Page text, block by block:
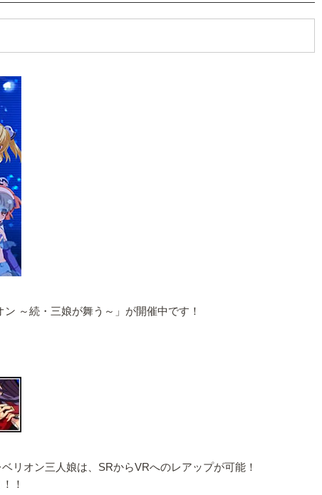
～続・三娘が舞う～」が開催中です！
リオン三人娘は、SRからVRへのレアップが可能！
！